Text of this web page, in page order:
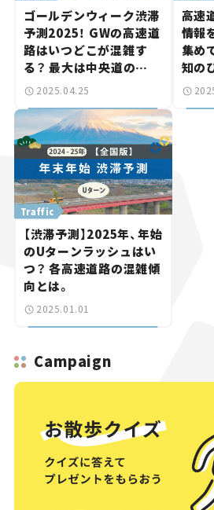
ゴールデンウィーク渋滞
予測2025！ GWの高速道
路はいつどこが混雑す
る？ 最大は中央道の
45km。
2025.04.25
高速
情報
集め
知の
の「
Traffic
【渋滞予測】2025年、年始
のUターンラッシュはい
つ？ 各高速道路の混雑傾
向とは。
2025.01.01
Campaign